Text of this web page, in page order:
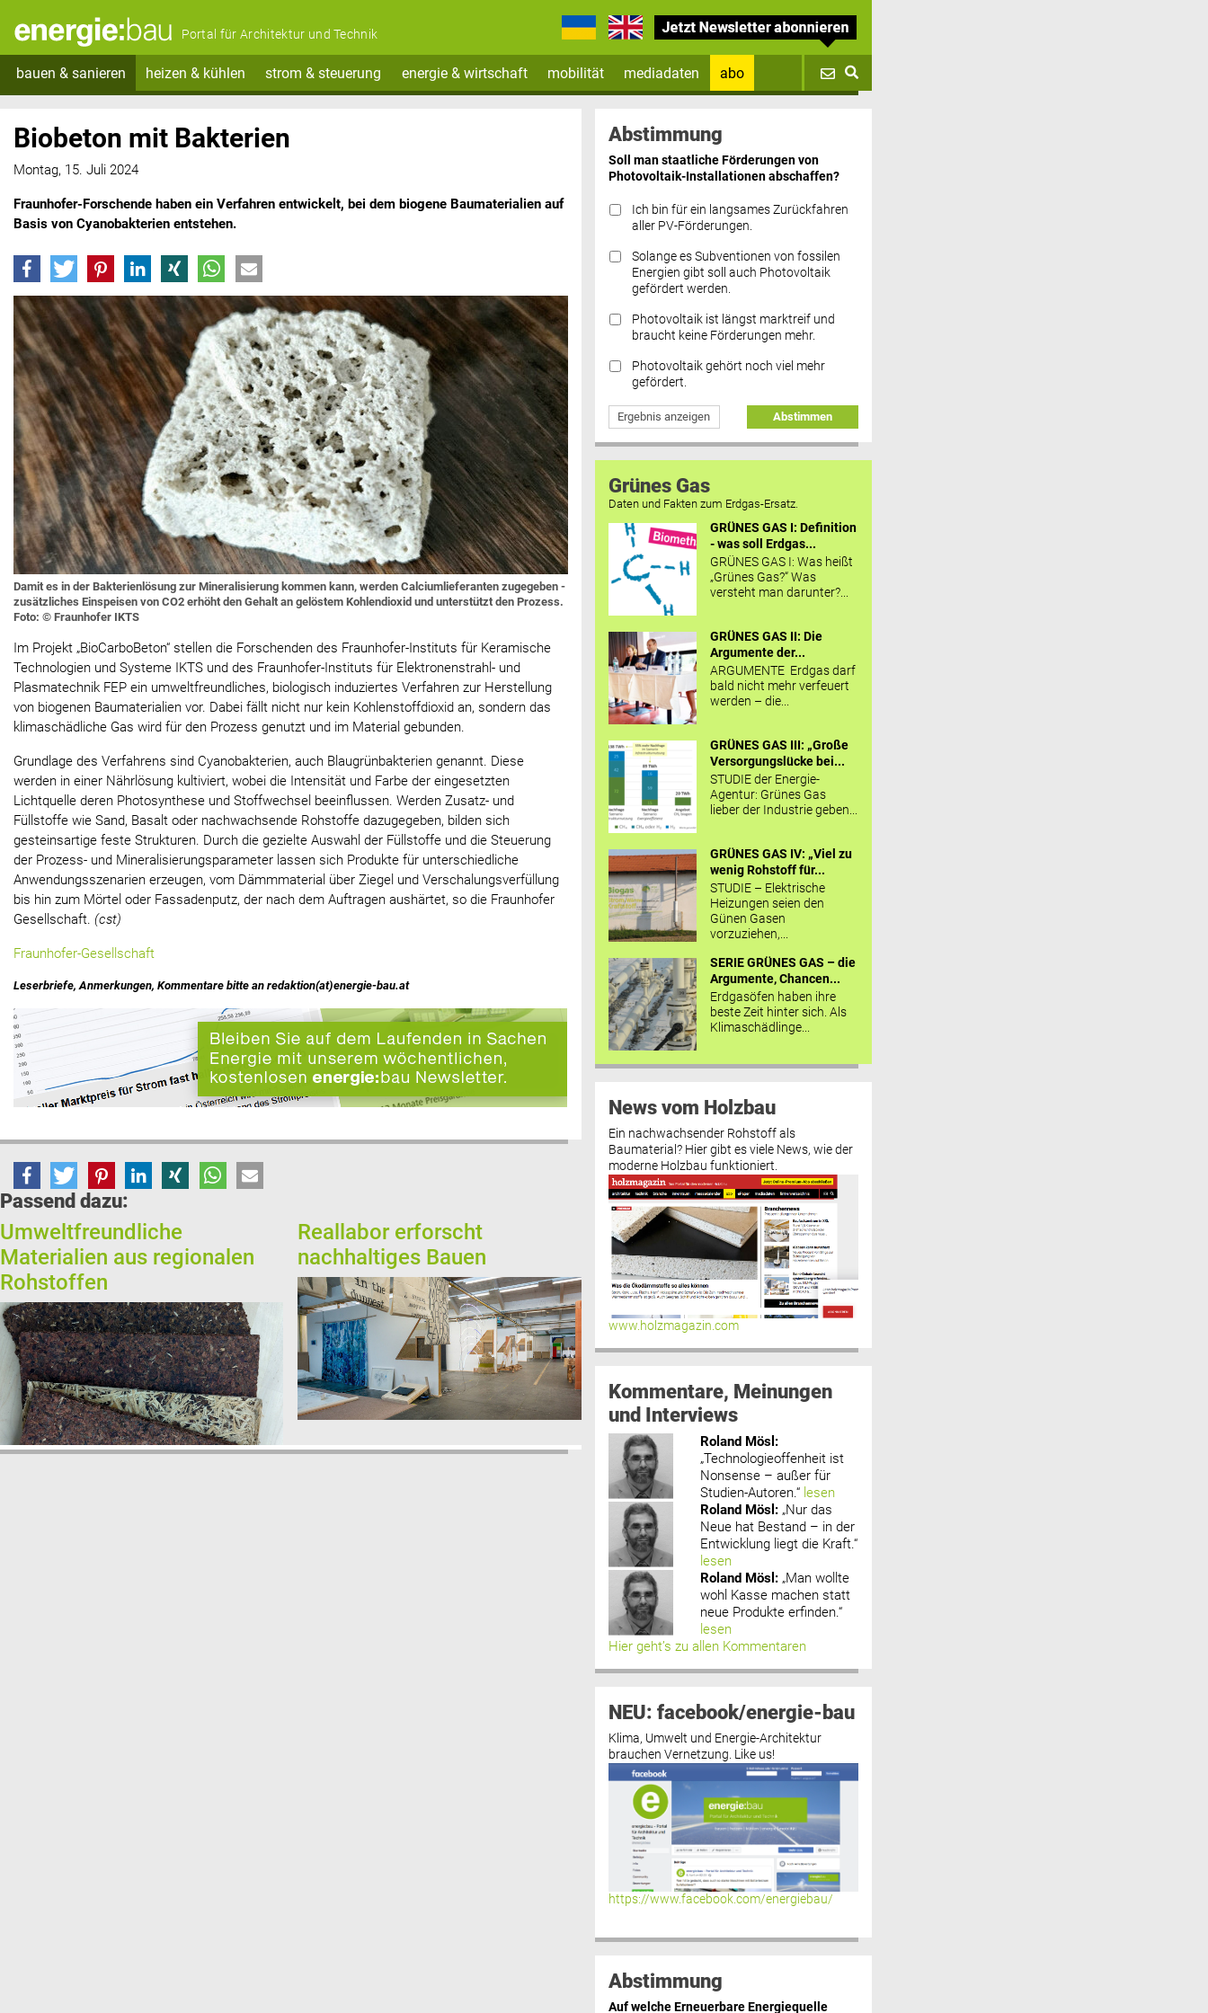
Portal für Architektur und Technik
bauen & sanieren heizen & kühlen strom & steuerung energie & wirtschaft mobilität mediadaten
abo
Datenschutz FAQs
Biobeton mit Bakterien
Montag, 15. Juli 2024
Fraunhofer-Forschende haben ein Verfahren entwickelt, bei dem biogene Baumaterialien auf
Basis von Cyanobakterien entstehen.
Damit es in der Bakterienlösung zur Mineralisierung kommen kann, werden Calciumlieferanten zugegeben -
zusätzliches Einspeisen von CO2 erhöht den Gehalt an gelöstem Kohlendioxid und unterstützt den Prozess.
Foto: © Fraunhofer IKTS
Im Projekt „BioCarboBeton“ stellen die Forschenden des Fraunhofer-Instituts für Keramische
Technologien und Systeme IKTS und des Fraunhofer-Instituts für Elektronenstrahl- und
Plasmatechnik FEP ein umweltfreundliches, biologisch induziertes Verfahren zur Herstellung
von biogenen Baumaterialien vor. Dabei fällt nicht nur kein Kohlenstoffdioxid an, sondern das
klimaschädliche Gas wird für den Prozess genutzt und im Material gebunden.
Grundlage des Verfahrens sind Cyanobakterien, auch Blaugrünbakterien genannt. Diese
werden in einer Nährlösung kultiviert, wobei die Intensität und Farbe der eingesetzten
Lichtquelle deren Photosynthese und Stoffwechsel beeinflussen. Werden Zusatz- und
Füllstoffe wie Sand, Basalt oder nachwachsende Rohstoffe dazugegeben, bilden sich
gesteinsartige feste Strukturen. Durch die gezielte Auswahl der Füllstoffe und die Steuerung
der Prozess- und Mineralisierungsparameter lassen sich Produkte für unterschiedliche
Anwendungsszenarien erzeugen, vom Dämmmaterial über Ziegel und Verschalungsverfüllung
bis hin zum Mörtel oder Fassadenputz, der nach dem Auftragen aushärtet, so die Fraunhofer
Gesellschaft. (cst)
Fraunhofer-Gesellschaft
Leserbriefe, Anmerkungen, Kommentare bitte an redaktion(at)energie-bau.at
Passend dazu:
Umweltfreundliche
Materialien aus regionalen
Rohstoffen
Reallabor erforscht
nachhaltiges Bauen
Abstimmung
Soll man staatliche Förderungen von
Photovoltaik-Installationen abschaffen?
Ich bin für ein langsames Zurückfahren
aller PV-Förderungen.
Solange es Subventionen von fossilen
Energien gibt soll auch Photovoltaik
gefördert werden.
Photovoltaik ist längst marktreif und
braucht keine Förderungen mehr.
Photovoltaik gehört noch viel mehr
gefördert.
Ergebnis anzeigen Abstimmen
Grünes Gas
Daten und Fakten zum Erdgas-Ersatz.
GRÜNES GAS I: Definition
- was soll Erdgas...
GRÜNES GAS I: Was heißt
„Grünes Gas?“ Was
versteht man darunter?...
GRÜNES GAS II: Die
Argumente der...
ARGUMENTE Erdgas darf
bald nicht mehr verfeuert
werden – die...
GRÜNES GAS III: „Große
Versorgungslücke bei...
STUDIE der Energie-
Agentur: Grünes Gas
lieber der Industrie geben...
GRÜNES GAS IV: „Viel zu
wenig Rohstoff für...
STUDIE – Elektrische
Heizungen seien den
Günen Gasen
vorzuziehen,...
SERIE GRÜNES GAS – die
Argumente, Chancen...
Erdgasöfen haben ihre
beste Zeit hinter sich. Als
Klimaschädlinge...
News vom Holzbau
Ein nachwachsender Rohstoff als
Baumaterial? Hier gibt es viele News, wie der
moderne Holzbau funktioniert.
www.holzmagazin.com
Kommentare, Meinungen
und Interviews
Roland Mösl :
„Technologieoffenheit ist
Nonsense – außer für
Studien-Autoren.“ lesen
Roland Mösl : „Nur das
Neue hat Bestand – in der
Entwicklung liegt die Kraft.“
lesen
Roland Mösl : „Man wollte
wohl Kasse machen statt
neue Produkte erfinden.“
lesen
Hier geht’s zu allen Kommentaren
NEU: facebook/energie-bau
Klima, Umwelt und Energie-Architektur
brauchen Vernetzung. Like us!
https://www.facebook.com/energiebau/
Abstimmung
Auf welche Erneuerbare Energiequelle